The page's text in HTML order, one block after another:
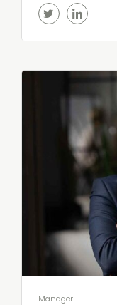
Manager